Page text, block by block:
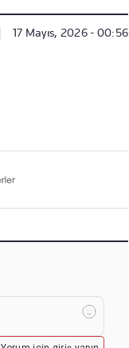
17 Mayıs, 2026 - 00:56